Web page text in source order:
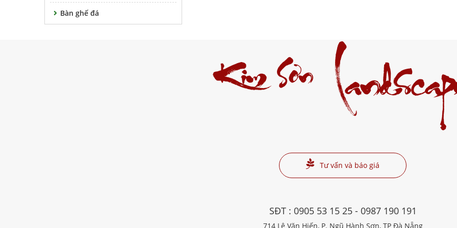
Bàn ghế đá
Kim Sơn
Tư vấn và báo giá
SĐT : 0905 53 15 25- 0987 190 191
714 Lê Văn Hiến, P. Ngũ Hành Sơn, TP Đà Nẵng